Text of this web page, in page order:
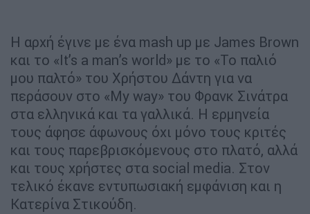
Η αρχή έγινε με ένα mash up με James Brown
και το «It’s a man’s world» με το «Το παλιό
μου παλτό» του Χρήστου Δάντη για να
περάσουν στο «Μy way» του Φρανκ Σινάτρα
στα ελληνικά και τα γαλλικά. Η ερμηνεία
τους άφησε άφωνους όχι μόνο τους κριτές
και τους παρεβρισκόμενους στο πλατό, αλλά
και τους χρήστες στα social media. Στον
τελικό έκανε εντυπωσιακή εμφάνιση και η
Κατερίνα Στικούδη.